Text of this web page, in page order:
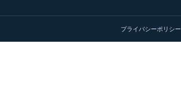
プライバシーポリシー